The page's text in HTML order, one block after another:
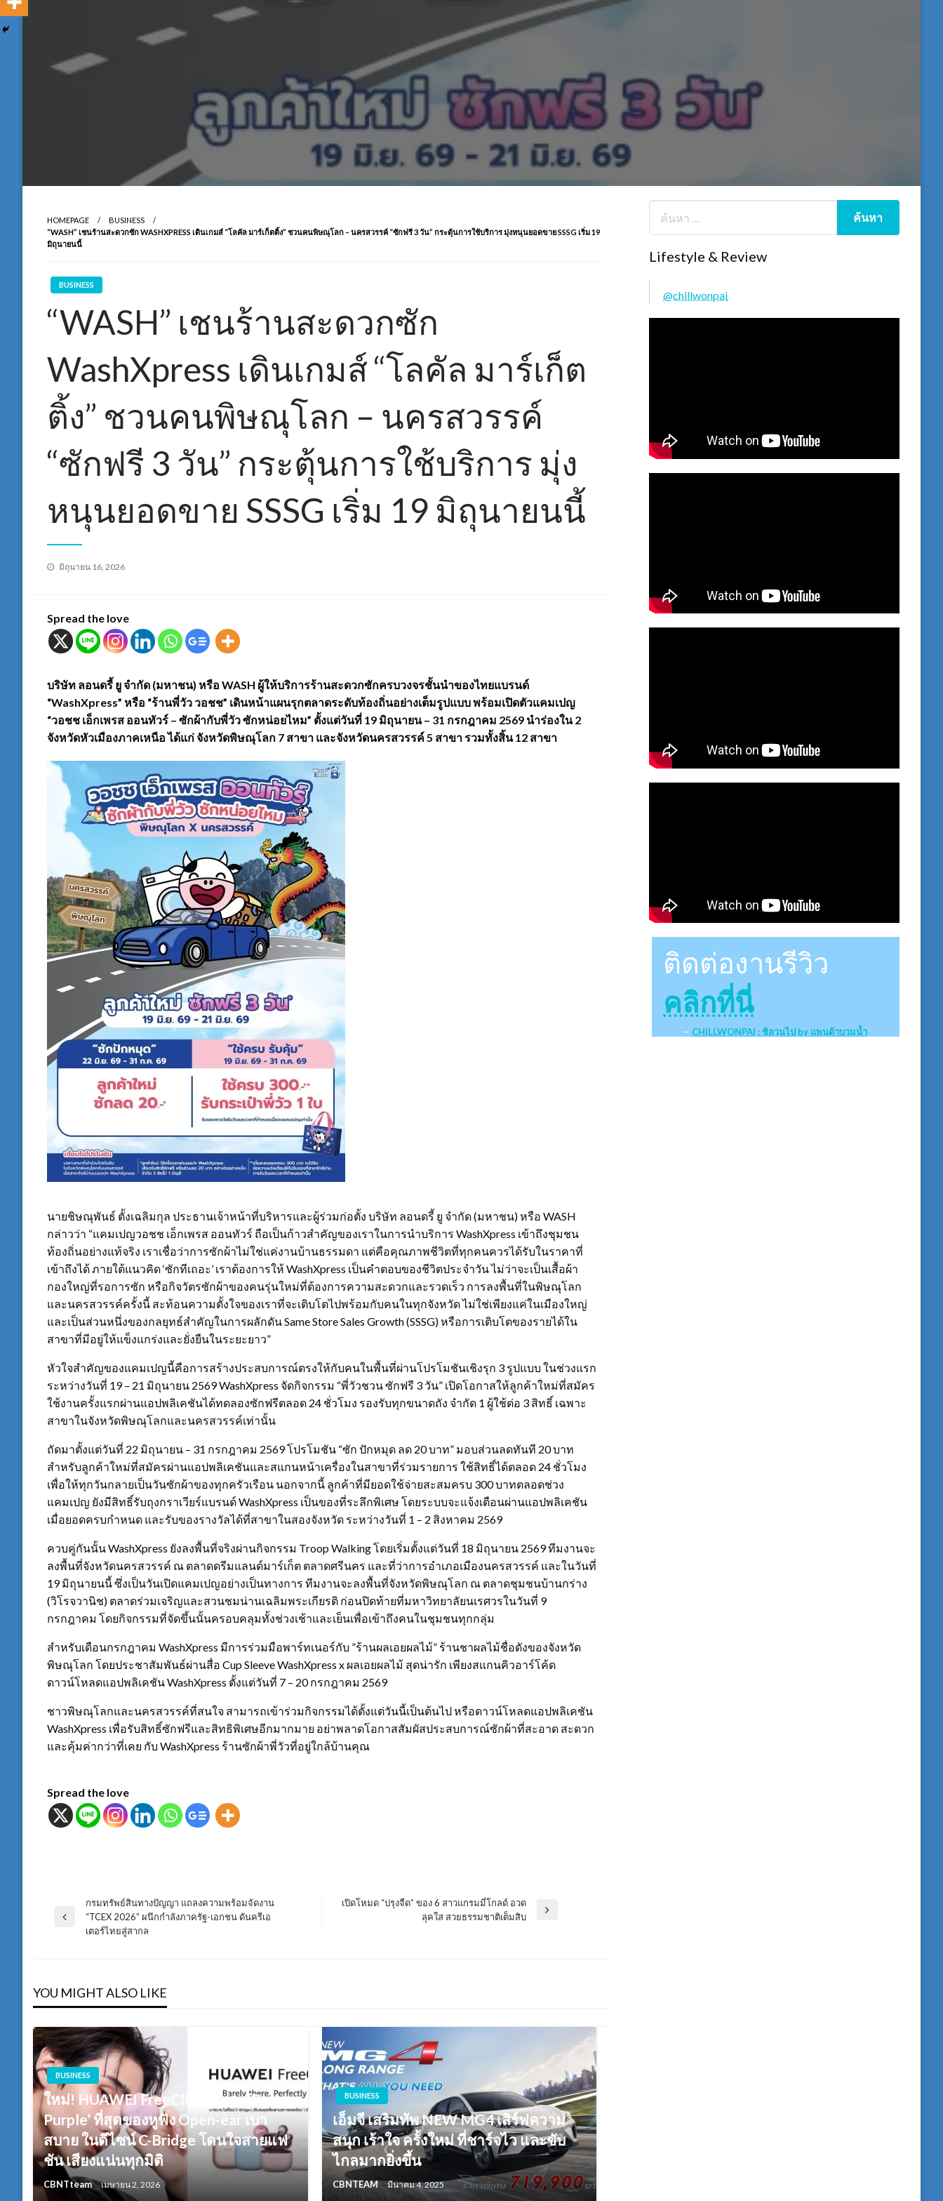
HOMEPAGE
BUSINESS
“WASH” เชนร้านสะดวกซัก WASHXPRESS เดินเกมส์ “โลคัล มาร์เก็ตติ้ง” ชวนคนพิษณุโลก – นครสวรรค์ “ซักฟรี 3 วัน” กระตุ้นการใช้บริการ มุ่งหนุนยอดขาย SSSG เริ่ม 19
มิถุนายนนี้
BUSINESS
“WASH” เชนร้านสะดวกซัก
WashXpress เดินเกมส์ “โลคัล มาร์เก็ต
ติ้ง” ชวนคนพิษณุโลก – นครสวรรค์
“ซักฟรี 3 วัน” กระตุ้นการใช้บริการ มุ่ง
หนุนยอดขาย SSSG เริ่ม 19 มิถุนายนนี้
Posted
มิถุนายน 16, 2026
Spread the love
บริษัท ลอนดรี้ ยู จำกัด (มหาชน) หรือ WASH ผู้ให้บริการร้านสะดวกซักครบวงจรชั้นนำของไทยแบรนด์
“WashXpress” หรือ “ร้านพี่วัว วอชช” เดินหน้าแผนรุกตลาดระดับท้องถิ่นอย่างเต็มรูปแบบ พร้อมเปิดตัวแคมเปญ
“วอชช เอ็กเพรส ออนทัวร์ – ซักผ้ากับพี่วัว ซักหน่อยไหม” ตั้งแต่วันที่ 19 มิถุนายน – 31 กรกฎาคม 2569 นำร่องใน 2
จังหวัดหัวเมืองภาคเหนือ ได้แก่ จังหวัดพิษณุโลก 7 สาขา และจังหวัดนครสวรรค์ 5 สาขา รวมทั้งสิ้น 12 สาขา
นายชิษณุพันธ์ ตั้งเฉลิมกุล ประธานเจ้าหน้าที่บริหารและผู้ร่วมก่อตั้ง บริษัท ลอนดรี้ ยู จำกัด (มหาชน) หรือ WASH
กล่าวว่า “แคมเปญวอชช เอ็กเพรส ออนทัวร์ ถือเป็นก้าวสำคัญของเราในการนำบริการ WashXpress เข้าถึงชุมชน
ท้องถิ่นอย่างแท้จริง เราเชื่อว่าการซักผ้าไม่ใช่แค่งานบ้านธรรมดา แต่คือคุณภาพชีวิตที่ทุกคนควรได้รับในราคาที่
เข้าถึงได้ ภายใต้แนวคิด ‘ซักทีเถอะ’ เราต้องการให้ WashXpress เป็นคำตอบของชีวิตประจำวัน ไม่ว่าจะเป็นเสื้อผ้า
กองใหญ่ที่รอการซัก หรือกิจวัตรซักผ้าของคนรุ่นใหม่ที่ต้องการความสะดวกและรวดเร็ว การลงพื้นที่ในพิษณุโลก
และนครสวรรค์ครั้งนี้ สะท้อนความตั้งใจของเราที่จะเติบโตไปพร้อมกับคนในทุกจังหวัด ไม่ใช่เพียงแค่ในเมืองใหญ่
และเป็นส่วนหนึ่งของกลยุทธ์สำคัญในการผลักดัน Same Store Sales Growth (SSSG) หรือการเติบโตของรายได้ใน
สาขาที่มีอยู่ให้แข็งแกร่งและยั่งยืนในระยะยาว”
หัวใจสำคัญของแคมเปญนี้คือการสร้างประสบการณ์ตรงให้กับคนในพื้นที่ผ่านโปรโมชันเชิงรุก 3 รูปแบบ ในช่วงแรก
ระหว่างวันที่ 19 – 21 มิถุนายน 2569 WashXpress จัดกิจกรรม “พี่วัวชวน ซักฟรี 3 วัน” เปิดโอกาสให้ลูกค้าใหม่ที่สมัคร
ใช้งานครั้งแรกผ่านแอปพลิเคชันได้ทดลองซักฟรีตลอด 24 ชั่วโมง รองรับทุกขนาดถัง จำกัด 1 ผู้ใช้ต่อ 3 สิทธิ์ เฉพาะ
สาขาในจังหวัดพิษณุโลกและนครสวรรค์เท่านั้น
ถัดมาตั้งแต่วันที่ 22 มิถุนายน – 31 กรกฎาคม 2569 โปรโมชัน “ซัก ปักหมุด ลด 20 บาท” มอบส่วนลดทันที 20 บาท
สำหรับลูกค้าใหม่ที่สมัครผ่านแอปพลิเคชันและสแกนหน้าเครื่องในสาขาที่ร่วมรายการ ใช้สิทธิ์ได้ตลอด 24 ชั่วโมง
เพื่อให้ทุกวันกลายเป็นวันซักผ้าของทุกครัวเรือน นอกจากนี้ ลูกค้าที่มียอดใช้จ่ายสะสมครบ 300 บาทตลอดช่วง
แคมเปญ ยังมีสิทธิ์รับถุงกราเวียร์แบรนด์ WashXpress เป็นของที่ระลึกพิเศษ โดยระบบจะแจ้งเตือนผ่านแอปพลิเคชัน
เมื่อยอดครบกำหนด และรับของรางวัลได้ที่สาขาในสองจังหวัด ระหว่างวันที่ 1 – 2 สิงหาคม 2569
ควบคู่กันนั้น WashXpress ยังลงพื้นที่จริงผ่านกิจกรรม Troop Walking โดยเริ่มตั้งแต่วันที่ 18 มิถุนายน 2569 ทีมงานจะ
ลงพื้นที่จังหวัดนครสวรรค์ ณ ตลาดดรีมแลนด์มาร์เก็ต ตลาดศรีนคร และที่ว่าการอำเภอเมืองนครสวรรค์ และในวันที่
19 มิถุนายนนี้ ซึ่งเป็นวันเปิดแคมเปญอย่างเป็นทางการ ทีมงานจะลงพื้นที่จังหวัดพิษณุโลก ณ ตลาดชุมชนบ้านกร่าง
(วิโรจวานิช) ตลาดร่วมเจริญและสวนชมน่านเฉลิมพระเกียรติ ก่อนปิดท้ายที่มหาวิทยาลัยนเรศวรในวันที่ 9
กรกฎาคม โดยกิจกรรมที่จัดขึ้นนั้นครอบคลุมทั้งช่วงเช้าและเย็นเพื่อเข้าถึงคนในชุมชนทุกกลุ่ม
สำหรับเดือนกรกฎาคม WashXpress มีการร่วมมือพาร์ทเนอร์กับ ”ร้านผลเอยผลไม้” ร้านชาผลไม้ชื่อดังของจังหวัด
พิษณุโลก โดยประชาสัมพันธ์ผ่านสื่อ Cup Sleeve WashXpress x ผลเอยผลไม้ สุดน่ารัก เพียงสแกนคิวอาร์โค้ด
ดาวน์โหลดแอปพลิเคชัน WashXpress ตั้งแต่วันที่ 7 – 20 กรกฎาคม 2569
ชาวพิษณุโลกและนครสวรรค์ที่สนใจ สามารถเข้าร่วมกิจกรรมได้ตั้งแต่วันนี้เป็นต้นไป หรือดาวน์โหลดแอปพลิเคชัน
WashXpress เพื่อรับสิทธิ์ซักฟรีและสิทธิพิเศษอีกมากมาย อย่าพลาดโอกาสสัมผัสประสบการณ์ซักผ้าที่สะอาด สะดวก
และคุ้มค่ากว่าที่เคย กับ WashXpress ร้านซักผ้าพี่วัวที่อยู่ใกล้บ้านคุณ
Spread the love
แนะแนว
Previous
กรมทรัพย์สินทางปัญญา แถลงความพร้อมจัดงาน
“TCEX 2026” ผนึกกำลังภาครัฐ-เอกชน ดันครีเอ
เตอร์ไทยสู่สากล
เปิดโหมด “ปรุงจืด” ของ 6 สาวแกรมมี่โกลด์ อวด
ลุคใส สวยธรรมชาติเต็มสิบ
YOU MIGHT ALSO LIKE
BUSINESS
ใหม่! HUAWEI FreeClip 2 สีม่วง ‘Berry
Purple’ ที่สุดของหูฟัง Open-ear เบา
สบาย ในดีไซน์ C-Bridge โดนใจสายแฟ
ชัน เสียงแน่นทุกมิติ
CBNTteam เมษายน 2, 2026
BUSINESS
เอ็มจี เสริมทัพ NEW MG4 เสิร์ฟความ
สนุก เร้าใจ ครั้งใหม่ ที่ชาร์จไว และขับ
ไกลมากยิ่งขึ้น
CBNTEAM มีนาคม 4, 2025
Lifestyle & Review
@chillwonpai
ติดต่องานรีวิว
คลิกที่นี่
CHILLWONPAI : ชิลวนไป by แพนด้าบวมน้ำ